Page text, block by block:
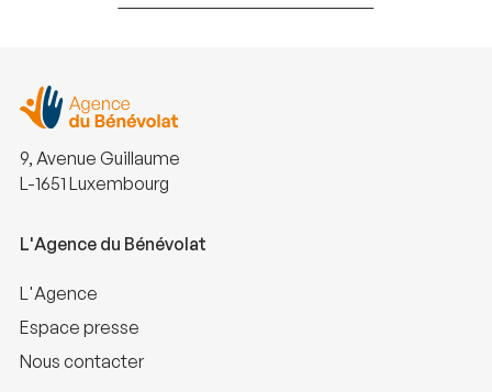
9, Avenue Guillaume
L-1651 Luxembourg
L'Agence du Bénévolat
L'Agence
Espace presse
Nous contacter